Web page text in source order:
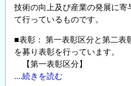
募
集
ご
案
内
の
技術の向上及び産業の発展に寄
て行っているものです。
■表彰： 第一表彰区分と第二表
を募り表彰を行っています。
【第一表彰区分】
....続きを読む